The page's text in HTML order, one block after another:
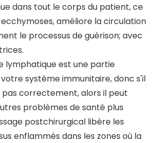
dans tout le corps du patient, ce
ecchymoses, améliore la circulation
le processus de guérison; avec
lymphatique est une partie
système immunitaire, donc s'il
correctement, alors il peut
problèmes de santé plus
postchirurgical libère les
enflammés dans les zones où la